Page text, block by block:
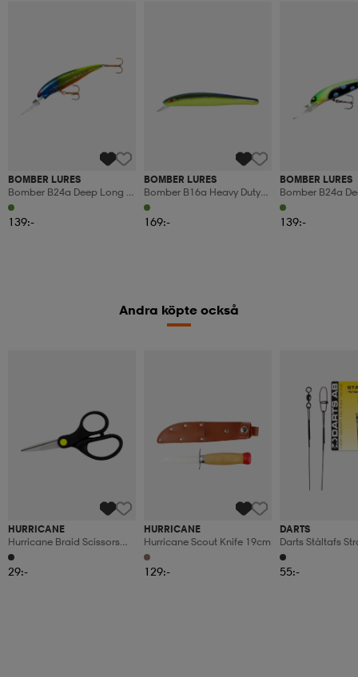
BOMBER LURES
Bomber B24a Deep Long A
12g 9cm - 446
139:-
BOMBER LURES
Bomber B16a Heavy Duty
Long A 31g 16cm - Wigg51
169:-
BOMBER LURES
Bomber B24a
12g 9cm - 466
139:-
Andra köpte också
HURRICANE
Hurricane Braid Scissors
13cm
29:-
HURRICANE
Hurricane Scout Knife 19cm
129:-
DARTS
Darts Ståltafs
15cm
55:-